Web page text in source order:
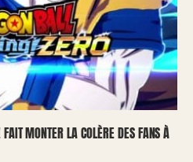
MONTER LA COLÈRE DES FANS À